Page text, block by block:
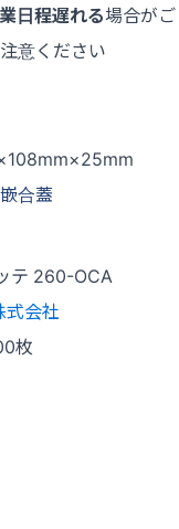
日程遅れる場合がご
意ください
合蓋
テ 260-OCA
式会社
枚